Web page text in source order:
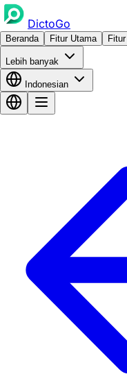
DictoGo
Beranda Fitur Utama Fitur
Lebih banyak
Indonesian